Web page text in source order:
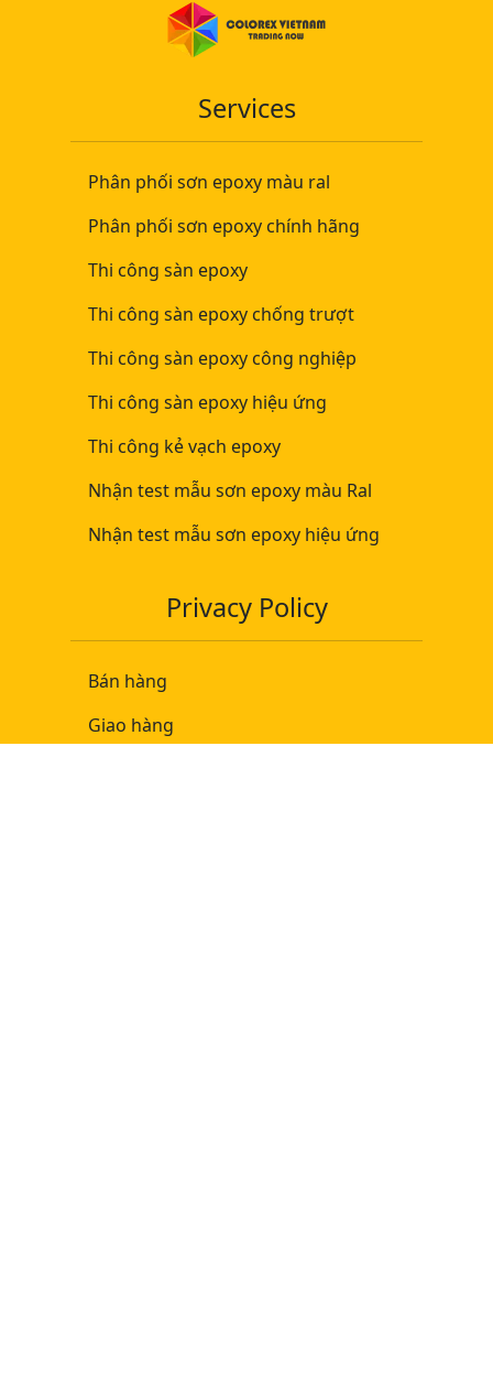
Services
Phân phối sơn epoxy màu ral
Phân phối sơn epoxy chính hãng
Thi công sàn epoxy
Thi công sàn epoxy chống trượt
Thi công sàn epoxy công nghiệp
Thi công sàn epoxy hiệu ứng
Thi công kẻ vạch epoxy
Nhận test mẫu sơn epoxy màu Ral
Nhận test mẫu sơn epoxy hiệu ứng
Privacy Policy
Bán hàng
Giao hàng